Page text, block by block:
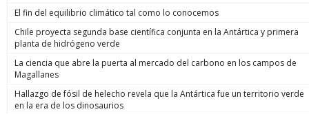
El fin del equilibrio climático tal como lo conocemos
Chile proyecta segunda base científica conjunta en la Antártica y primera
planta de hidrógeno verde
La ciencia que abre la puerta al mercado del carbono en los campos de
Magallanes
Hallazgo de fósil de helecho revela que la Antártica fue un territorio verde
en la era de los dinosaurios